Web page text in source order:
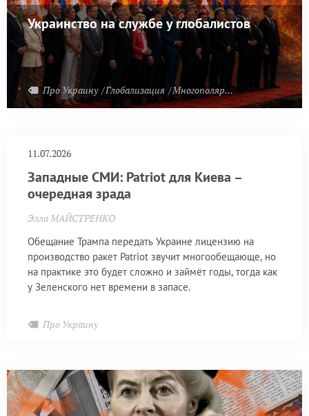
Украинство на службе у глобалистов
Про Украину Глобализация Многополярный мир
11.07.2026
Западные СМИ: Patriot для Киева –
очередная зрада
Элла МАЙСТРЕНКО
Обещание Трампа передать Украине лицензию на
производство ракет Patriot звучит многообещающе, но
на практике это будет сложно и займёт годы, тогда как
у Зеленского нет времени в запасе.
Про Украину